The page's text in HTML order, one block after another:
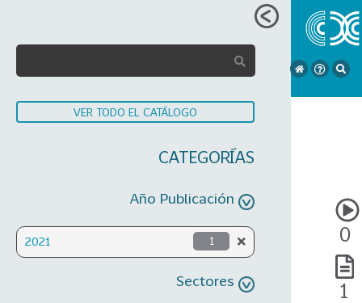
VER TODO EL CATÁLOGO
CATEGORÍAS
Año Publicación
2021 1
Sectores
0
1